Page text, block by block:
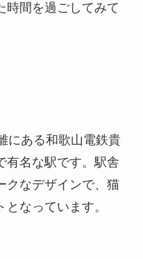
時間を過ごしてみて
にある和歌山電鉄貴
有名な駅です。駅舎
クなデザインで、猫
なっています。